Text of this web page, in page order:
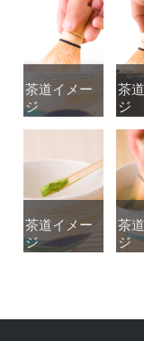
茶道イメー
ジ
茶道イメー
ジ
茶
ジ
茶
ジ
茶道イメー
ジ
茶道イメー
ジ
茶
ジ
茶
ジ